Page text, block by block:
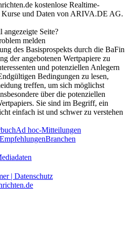
kostenlose Realtime-
und Daten von ARIVA.DE AG.
angezeigte Seite?
melden
des Basisprospekts durch die BaFin
der angebotenen Wertpapiere zu
und potenziellen Anlegern
Bedingungen zu lesen,
treffen, um sich möglichst
über die potenziellen
Sie sind im Begriff, ein
einfach ist und schwer zu verstehen
Ad hoc-Mitteilungen
Branchen
| Datenschutz